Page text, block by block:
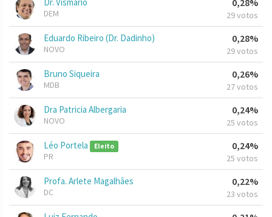
DEM
0,28%
29 votos
Eduardo Ribeiro (Dr. Dadinho)
NOVO
0,28%
29 votos
Bruno Siqueira
MDB
0,26%
27 votos
Dra Patricia Albergaria
NOVO
0,24%
25 votos
Léo Portela Eleito
PR
0,24%
25 votos
Profa. Arlete Magalhães
DC
0,22%
23 votos